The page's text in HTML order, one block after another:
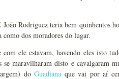
Rodriguez teria bem quinhentos
como dos moradores do lugar.
ele estavam, havendo eles isto
se maravilharam disto e cavalgaram
doGuadiana que vai por aí